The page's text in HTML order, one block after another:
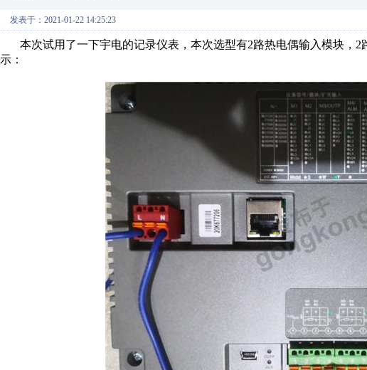
发表于：2021-01-22 14:25:23
本次试用了一下宇电的记录仪表，本次选型有2路热电偶输入模块，2
示：